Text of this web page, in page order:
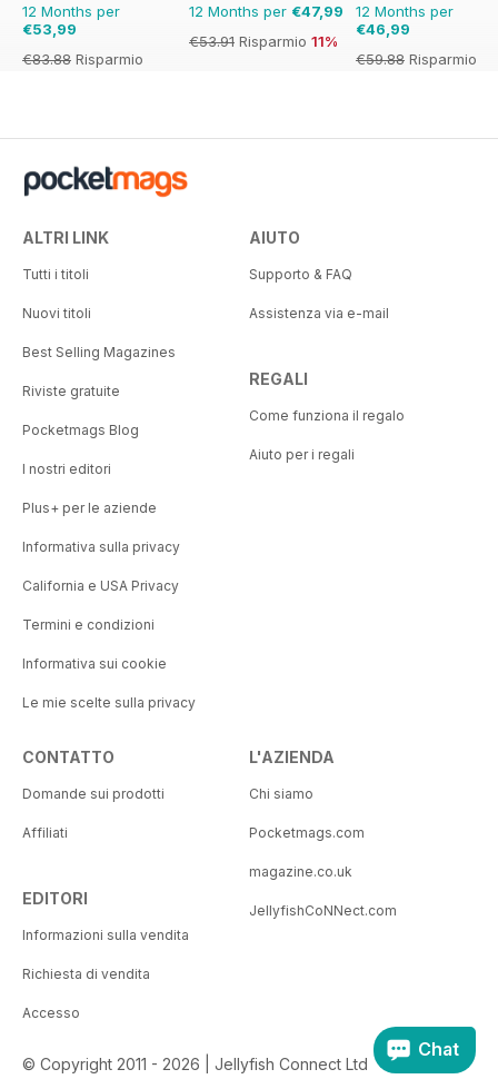
12 Months per
€53,99
€83.88 Risparmio
12 Months per €47,99
€53.91 Risparmio 11%
12 Months per
€46,99
€59.88 Risparmio
ALTRI LINK
Tutti i titoli
Nuovi titoli
Best Selling Magazines
Riviste gratuite
Pocketmags Blog
I nostri editori
Plus+ per le aziende
Informativa sulla privacy
California e USA Privacy
Termini e condizioni
Informativa sui cookie
Le mie scelte sulla privacy
AIUTO
Supporto & FAQ
Assistenza via e-mail
REGALI
Come funziona il regalo
Aiuto per i regali
CONTATTO
Domande sui prodotti
Affiliati
EDITORI
Informazioni sulla vendita
Richiesta di vendita
Accesso
L'AZIENDA
Chi siamo
Pocketmags.com
magazine.co.uk
JellyfishCoNNect.com
© Copyright 2011 - 2026 | Jellyfish Connect Ltd
Chat